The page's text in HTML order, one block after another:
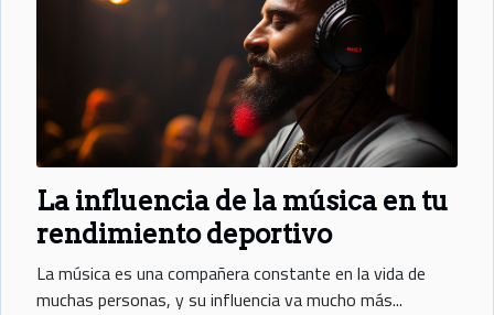
La influencia de la música en tu
rendimiento deportivo
La música es una compañera constante en la vida de
muchas personas, y su influencia va mucho más...